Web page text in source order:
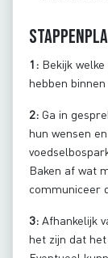
1: Bekijk
hebben
2: Ga in
hun wensen
Baken af wat
communiceer
3: Afhankelijk
het zijn dat